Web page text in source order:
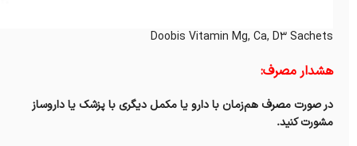
Doobis Vitamin Mg, Ca, D3 Sachets
هشدار مصرف:
در صورت مصرف هم‌زمان با دارو یا مکمل دیگری با پزشک یا داروساز
مشورت کنید.